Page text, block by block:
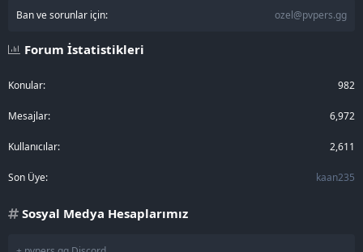
Ban ve sorunlar için: ozel@pvpers.gg
Forum İstatistikleri
Konular 982
Mesajlar 6,972
Kullanıcılar 2,611
Son Üye kaan235
Sosyal Medya Hesaplarımız